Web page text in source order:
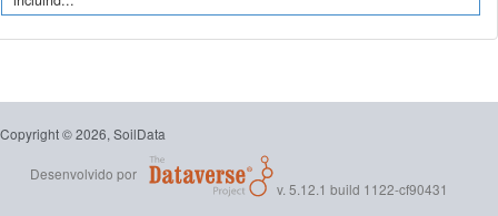
Copyright © 2026, SoilData
Desenvolvido por
v. 5.12.1 build 1122-cf90431